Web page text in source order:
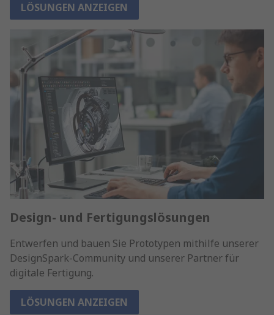
LÖSUNGEN ANZEIGEN
Design- und Fertigungslösungen
Entwerfen und bauen Sie Prototypen mithilfe unserer
DesignSpark-Community und unserer Partner für
digitale Fertigung.
LÖSUNGEN ANZEIGEN